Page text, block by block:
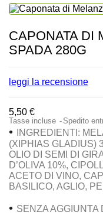
CAPONATA DI
SPADA 280G
leggi la recensione
5,50 €
Tasse incluse Spedito
• INGREDIENTI :
(XIPHIAS GLADIUS)
OLIO DI SEMI DI
D’OLIVA 10%,
ACETO DI VINO,
BASILICO, AGLIO,
• SENZA AGGIUNTA